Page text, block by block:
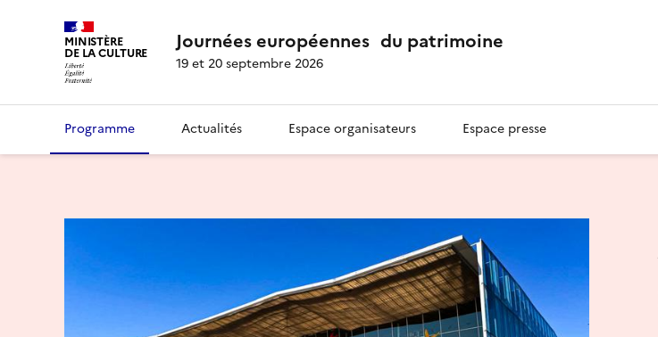
MINISTÈRE
DE LA CULTURE Journées européennes du patrimoine
19 et 20 septembre 2026
Programme Actualités Espace organisateurs Espace presse